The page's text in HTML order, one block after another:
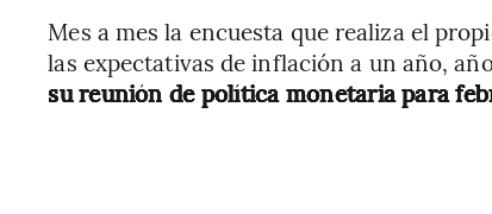
Mes a mes la encuesta que realiza el
las expectativas de inflación a un año,
su reunión de política monetaria para